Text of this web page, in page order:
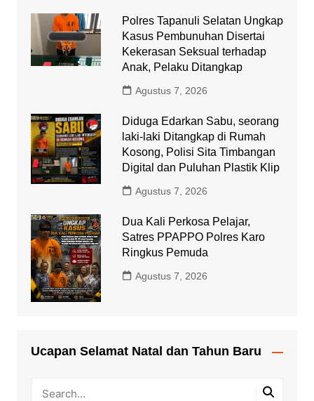
Polres Tapanuli Selatan Ungkap
Kasus Pembunuhan Disertai
Kekerasan Seksual terhadap
Anak, Pelaku Ditangkap
Agustus 7, 2026
Diduga Edarkan Sabu, seorang
laki-laki Ditangkap di Rumah
Kosong, Polisi Sita Timbangan
Digital dan Puluhan Plastik Klip
Agustus 7, 2026
Dua Kali Perkosa Pelajar,
Satres PPAPPO Polres Karo
Ringkus Pemuda
Agustus 7, 2026
Ucapan Selamat Natal dan Tahun Baru